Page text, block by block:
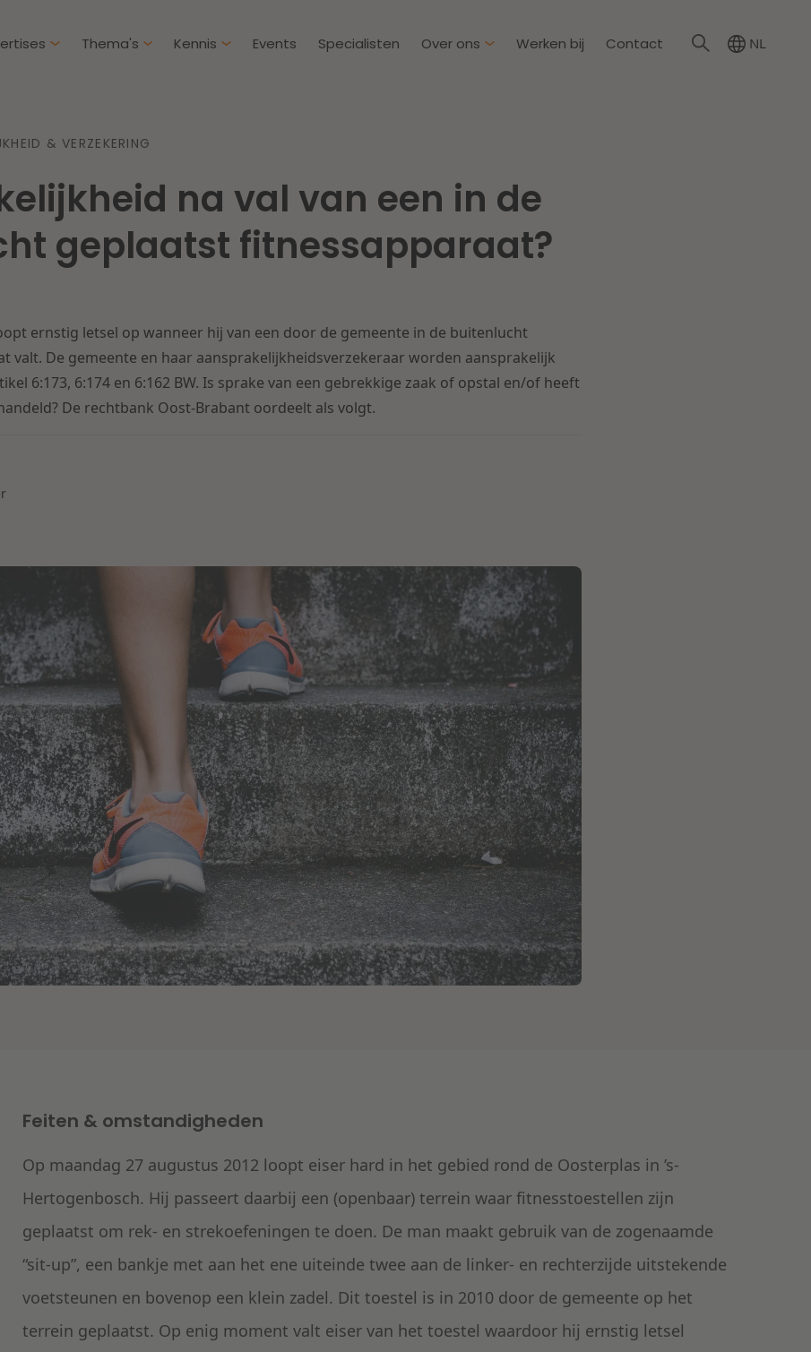
IE & Innovatie
Herstructurering & Insolventie
Zorg & Sociaal domein
Vastgoed
Overheid & Omgeving
Aanbesteding & Mededinging
Litigation
Onderwijs
Thema's
een
Dichtbij de kansen en
uitdagingen in de
woningbouw
Dichtbij de wendbare
onderneming
Kennis Events Specialisten Over ons
Nieuws
Werken bij Contact NL
& VERZEKERING
na val van een in de
geplaatst fitnessapparaat?
ernstig letsel op wanneer hij van een door de gemeente in de buitenlucht
valt. De gemeente en haar aansprakelijkheidsverzekeraar worden aansprakelijk
6:173, 6:174 en 6:162 BW. Is sprake van een gebrekkige zaak of opstal en/of heeft
De rechtbank Oost-Brabant oordeelt als volgt.
Feiten & omstandigheden
Op maandag 27 augustus 2012 loopt eiser hard in het gebied rond de Oosterplas in ’s-
Hertogenbosch. Hij passeert daarbij een (openbaar) terrein waar fitnesstoestellen zijn
geplaatst om rek- en strekoefeningen te doen. De man maakt gebruik van de zogenaamde
“sit-up”, een bankje met aan het ene uiteinde twee aan de linker- en rechterzijde uitstekende
voetsteunen en bovenop een klein zadel. Dit toestel is in 2010 door de gemeente op het
terrein geplaatst. Op enig moment valt eiser van het toestel waardoor hij ernstig letsel